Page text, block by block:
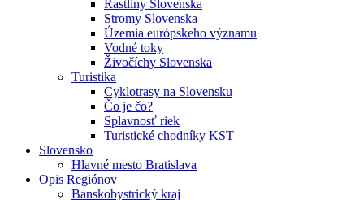
Rastliny Slovenska
Stromy Slovenska
Územia európskeho významu
Vodné toky
Živočíchy Slovenska
Turistika
Cyklotrasy na Slovensku
Čo je čo?
Splavnosť riek
Turistické chodníky KST
Slovensko
Hlavné mesto Bratislava
Opis Regiónov
Banskobystrický kraj